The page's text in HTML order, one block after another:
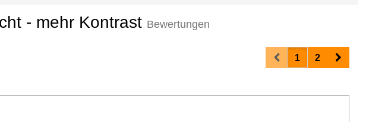
- mehr Kontrast Bewertungen
Prev1 2 Next